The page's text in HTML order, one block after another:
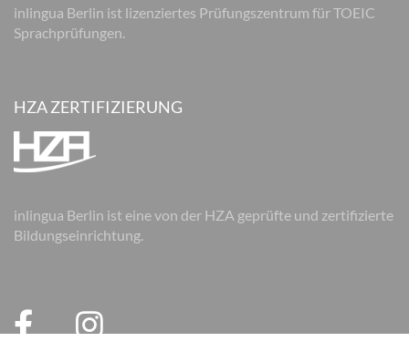
inlingua Berlin ist lizenziertes Prüfungszentrum für TOEIC
Sprachprüfungen.
HZA ZERTIFIZIERUNG
inlingua Berlin ist eine von der HZA geprüfte und zertifizierte
Bildungseinrichtung.